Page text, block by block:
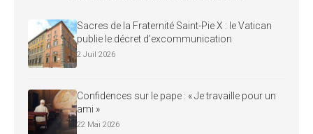
Sacres de la Fraternité Saint-Pie X : le Vatican
publie le décret d’excommunication
2 Juil 2026
Confidences sur le pape : « Je travaille pour un
ami »
22 Mai 2026